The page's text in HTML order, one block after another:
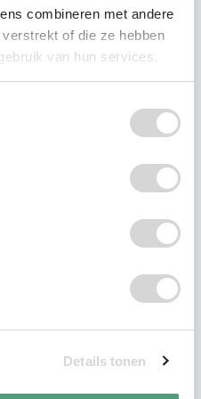
combineren met andere
of die ze hebben
van hun services.
Details tonen